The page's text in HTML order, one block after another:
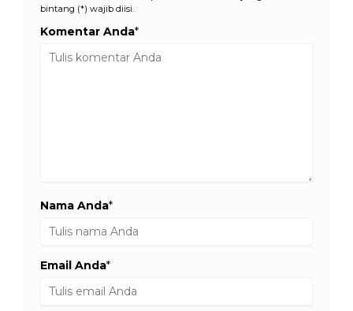
bintang (*) wajib diisi.
Komentar Anda*
Nama Anda*
Email Anda*